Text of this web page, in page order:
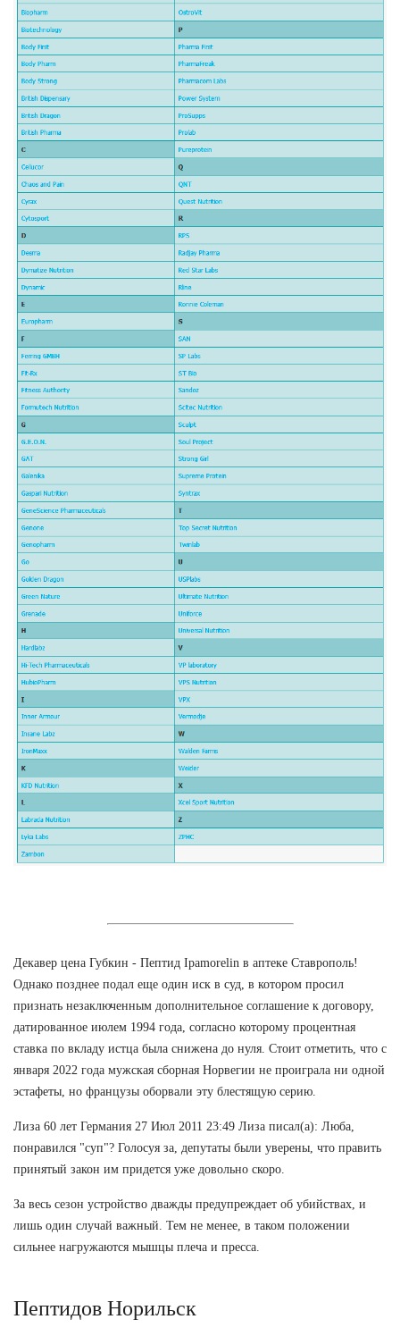
Декавер цена Губкин - Пептид Ipamorelin в аптеке Ставрополь!
Однако позднее подал еще один иск в суд, в котором просил
признать незаключенным дополнительное соглашение к договору,
датированное июлем 1994 года, согласно которому процентная
ставка по вкладу истца была снижена до нуля. Стоит отметить, что с
января 2022 года мужская сборная Норвегии не проиграла ни одной
эстафеты, но французы оборвали эту блестящую серию.
Лиза 60 лет Германия 27 Июл 2011 23:49 Лиза писал(а): Люба,
понравился "суп"? Голосуя за, депутаты были уверены, что править
принятый закон им придется уже довольно скоро.
За весь сезон устройство дважды предупреждает об убийствах, и
лишь один случай важный. Тем не менее, в таком положении
сильнее нагружаются мышцы плеча и пресса.
Пептидов Норильск